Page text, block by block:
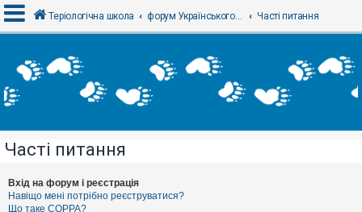
х
і
Р
є
с
т
Теріологічна школа форум Українського теріологічного товариства Часті питання
Часті питання
Вхід на форум і реєстрація
Навіщо мені потрібно реєструватися?
Що таке COPPA?